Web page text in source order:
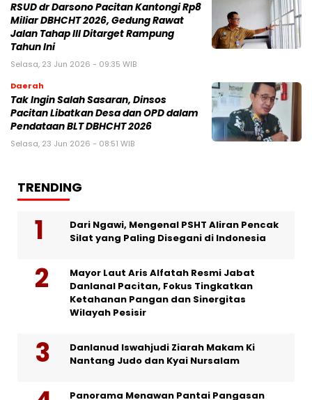
RSUD dr Darsono Pacitan Kantongi Rp8
Miliar DBHCHT 2026, Gedung Rawat
Jalan Tahap III Ditarget Rampung
Tahun Ini
Selasa, 23 Jun 2026 - 09:35 WIB
Daerah
Tak Ingin Salah Sasaran, Dinsos
Pacitan Libatkan Desa dan OPD dalam
Pendataan BLT DBHCHT 2026
Selasa, 23 Jun 2026 - 08:51 WIB
TRENDING
Dari Ngawi, Mengenal PSHT Aliran Pencak
Silat yang Paling Disegani di Indonesia
Mayor Laut Aris Alfatah Resmi Jabat
Danlanal Pacitan, Fokus Tingkatkan
Ketahanan Pangan dan Sinergitas
Wilayah Pesisir
Danlanud Iswahjudi Ziarah Makam Ki
Nantang Judo dan Kyai Nursalam
Panorama Menawan Pantai Pangasan